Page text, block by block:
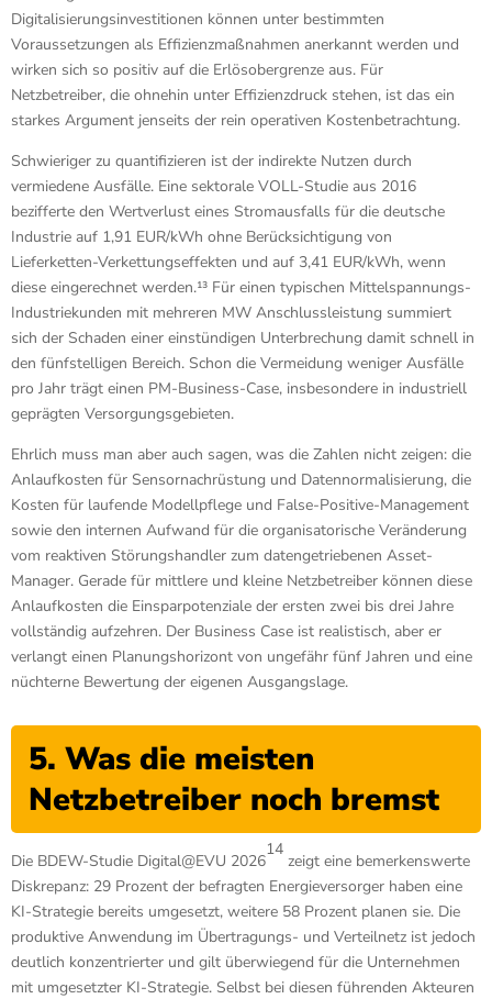
Digitalisierungsinvestitionen können unter bestimmten
Voraussetzungen als Effizienzmaßnahmen anerkannt werden und
wirken sich so positiv auf die Erlösobergrenze aus. Für
Netzbetreiber, die ohnehin unter Effizienzdruck stehen, ist das ein
starkes Argument jenseits der rein operativen Kostenbetrachtung.
Schwieriger zu quantifizieren ist der indirekte Nutzen durch
vermiedene Ausfälle. Eine sektorale VOLL-Studie aus 2016
bezifferte den Wertverlust eines Stromausfalls für die deutsche
Industrie auf 1,91 EUR/kWh ohne Berücksichtigung von
Lieferketten-Verkettungseffekten und auf 3,41 EUR/kWh, wenn
diese eingerechnet werden.¹³ Für einen typischen Mittelspannungs-
Industriekunden mit mehreren MW Anschlussleistung summiert
sich der Schaden einer einstündigen Unterbrechung damit schnell in
den fünfstelligen Bereich. Schon die Vermeidung weniger Ausfälle
pro Jahr trägt einen PM-Business-Case, insbesondere in industriell
geprägten Versorgungsgebieten.
Ehrlich muss man aber auch sagen, was die Zahlen nicht zeigen: die
Anlaufkosten für Sensornachrüstung und Datennormalisierung, die
Kosten für laufende Modellpflege und False-Positive-Management
sowie den internen Aufwand für die organisatorische Veränderung
vom reaktiven Störungshandler zum datengetriebenen Asset-
Manager. Gerade für mittlere und kleine Netzbetreiber können diese
Anlaufkosten die Einsparpotenziale der ersten zwei bis drei Jahre
vollständig aufzehren. Der Business Case ist realistisch, aber er
verlangt einen Planungshorizont von ungefähr fünf Jahren und eine
nüchterne Bewertung der eigenen Ausgangslage.
5. Was die meisten
Netzbetreiber noch bremst
Die BDEW-Studie Digital@EVU 2026
14
zeigt eine bemerkenswerte
Diskrepanz: 29 Prozent der befragten Energieversorger haben eine
KI-Strategie bereits umgesetzt, weitere 58 Prozent planen sie. Die
produktive Anwendung im Übertragungs- und Verteilnetz ist jedoch
deutlich konzentrierter und gilt überwiegend für die Unternehmen
mit umgesetzter KI-Strategie. Selbst bei diesen führenden Akteuren